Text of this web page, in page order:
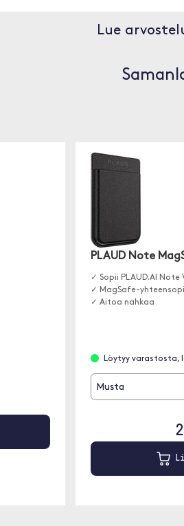
Lue
PLAUD Note
✓ Sopii PLAUD.AI Note
✓ MagSafe-
✓ Aitoa nahkaa
Löytyy varastosta,
Musta